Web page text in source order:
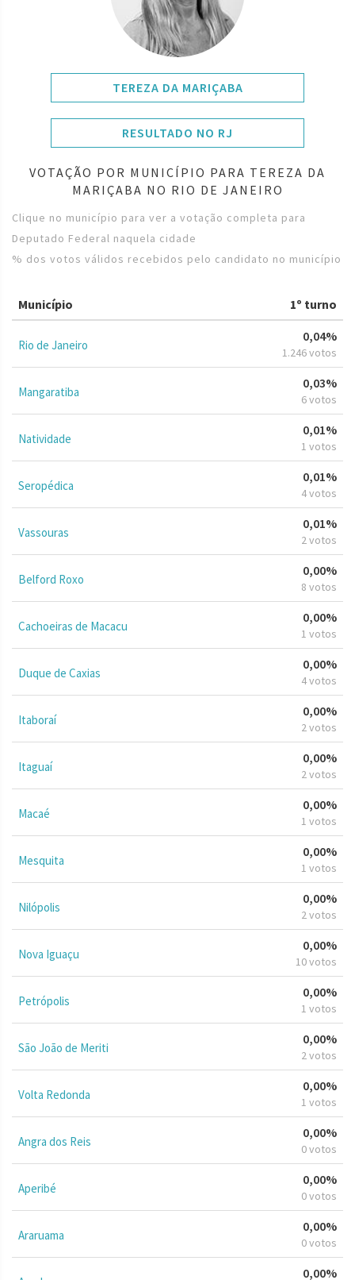
TEREZA DA MARIÇABA
RESULTADO NO RJ
VOTAÇÃO POR MUNICÍPIO PARA TEREZA DA
MARIÇABA NO RIO DE JANEIRO
Clique no município para ver a votação completa para
Deputado Federal naquela cidade
% dos votos válidos recebidos pelo candidato no município
Município 1º turno
Rio de Janeiro
0,04%
1.246 votos
Mangaratiba
0,03%
6 votos
Natividade
0,01%
1 votos
Seropédica
0,01%
4 votos
Vassouras
0,01%
2 votos
Belford Roxo
0,00%
8 votos
Cachoeiras de Macacu
0,00%
1 votos
Duque de Caxias
0,00%
4 votos
Itaboraí
0,00%
2 votos
Itaguaí
0,00%
2 votos
Macaé
0,00%
1 votos
Mesquita
0,00%
1 votos
Nilópolis
0,00%
2 votos
Nova Iguaçu
0,00%
10 votos
Petrópolis
0,00%
1 votos
São João de Meriti
0,00%
2 votos
Volta Redonda
0,00%
1 votos
Angra dos Reis
0,00%
0 votos
Aperibé
0,00%
0 votos
Araruama
0,00%
0 votos
0,00%